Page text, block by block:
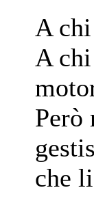
A
A
Però
che